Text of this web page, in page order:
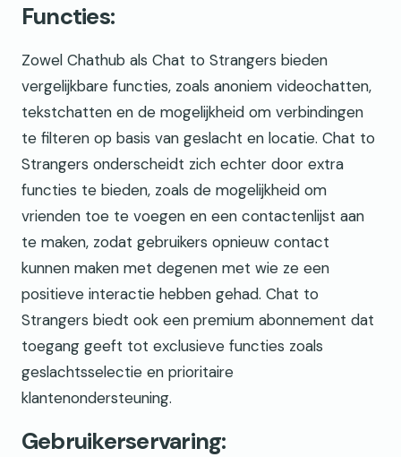
Functies:
Zowel Chathub als Chat to Strangers bieden
vergelijkbare functies, zoals anoniem videochatten,
tekstchatten en de mogelijkheid om verbindingen
te filteren op basis van geslacht en locatie. Chat to
Strangers onderscheidt zich echter door extra
functies te bieden, zoals de mogelijkheid om
vrienden toe te voegen en een contactenlijst aan
te maken, zodat gebruikers opnieuw contact
kunnen maken met degenen met wie ze een
positieve interactie hebben gehad. Chat to
Strangers biedt ook een premium abonnement dat
toegang geeft tot exclusieve functies zoals
geslachtsselectie en prioritaire
klantenondersteuning.
Gebruikerservaring: